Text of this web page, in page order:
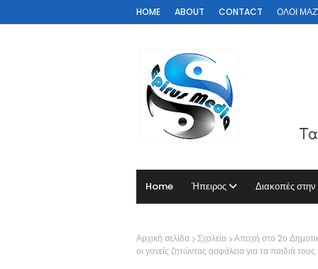
HOME ABOUT CONTACT ΟΛΟΙ
Home Ήπειρος Διακοπές
Αρχική σελίδα Σχολεία
Αποχή στο 2ο
οι γονείς ζητώντας ασφάλεια για τα παιδιά τους